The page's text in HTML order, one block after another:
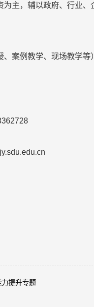
为主，辅以政府、行业、
、案例教学、现场教学
提升专题